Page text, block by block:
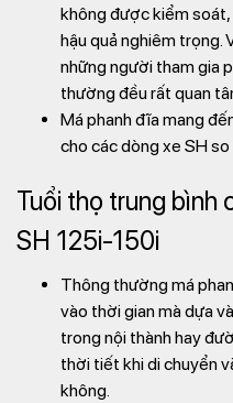
không được kiểm soát,
hậu quả nghiêm trọng.
những người tham gia
thường đều rất quan
Má phanh đĩa mang
cho các dòng xe SH
Tuổi thọ trung bình
SH 125i-150i
Thông thường má
vào thời gian mà dựa
trong nội thành hay
thời tiết khi di chuyển
không.